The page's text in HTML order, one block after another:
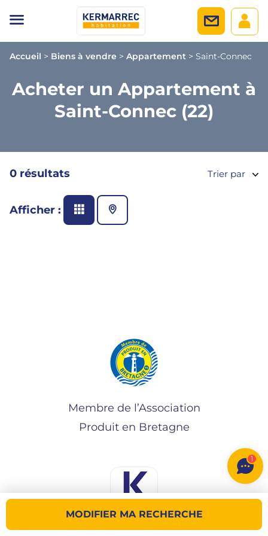
Accueil > Biens à vendre > Appartement > Saint-Connec
Acheter un Appartement à
Saint-Connec (22)
MODIFIER MA RECHERCHE
0 résultats Trier par
Afficher :
Membre de l’Association
Produit en Bretagne
1